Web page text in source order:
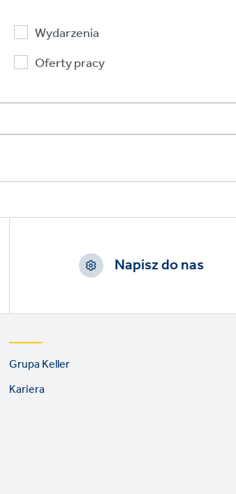
Wydarzenia
Oferty pracy
Napisz do nas
Footer
links
Grupa Keller
Kariera